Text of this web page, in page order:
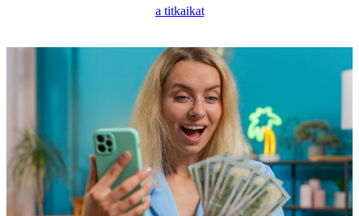
a titkaikat